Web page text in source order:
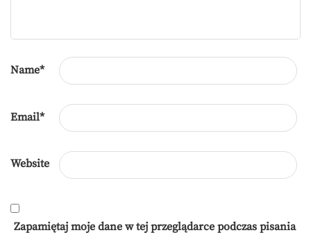
Name*
Email*
Website
Zapamiętaj moje dane w tej przeglądarce podczas pisania